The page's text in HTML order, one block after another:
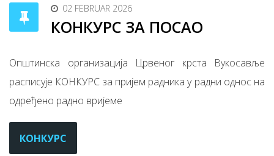
02 FEBRUAR 2026
КОНКУРС ЗА ПОСАО
Општинска организација Црвеног крста Вукосавље
расписује КОНКУРС за пријем радника у радни однос на
одређено радно вријеме
КОНКУРС